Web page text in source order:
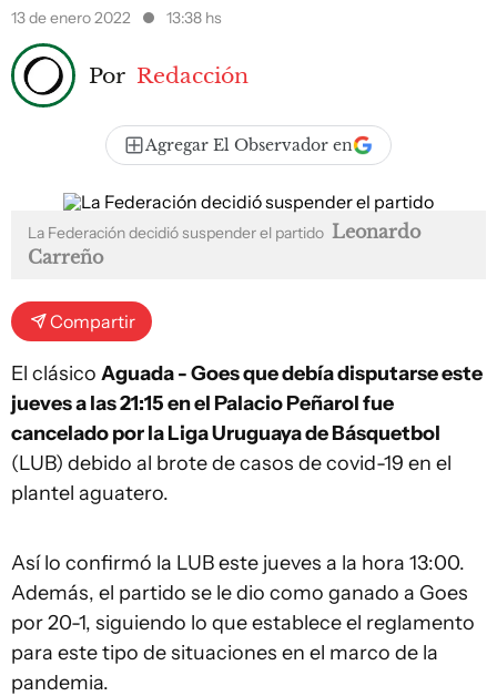
13 de enero 2022
13:38 hs
Por Redacción
Agregar El Observador en
La Federación decidió suspender el partido Leonardo
Carreño
Compartir
El clásico Aguada - Goes que debía disputarse este
jueves a las 21:15 en el Palacio Peñarol fue
cancelado por la Liga Uruguaya de Básquetbol
(LUB) debido al brote de casos de covid-19 en el
plantel aguatero.
Así lo confirmó la LUB este jueves a la hora 13:00.
Además, el partido se le dio como ganado a Goes
por 20-1, siguiendo lo que establece el reglamento
para este tipo de situaciones en el marco de la
pandemia.